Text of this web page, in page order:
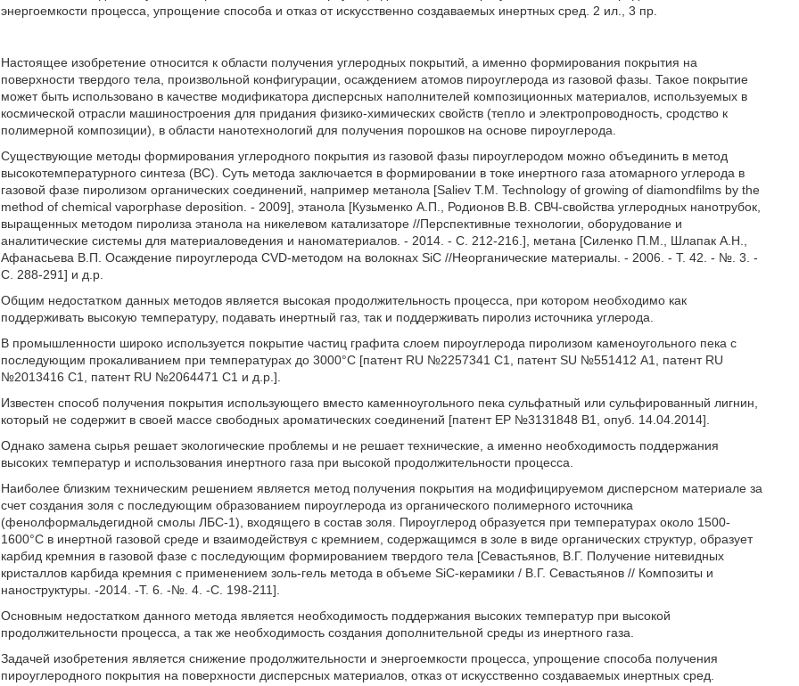
энергоемкости процесса, упрощение способа и отказ от искусственно создаваемых инертных сред. 2 ил., 3 пр.
Настоящее изобретение относится к области получения углеродных покрытий, а именно формирования покрытия на
поверхности твердого тела, произвольной конфигурации, осаждением атомов пироуглерода из газовой фазы. Такое покрытие
может быть использовано в качестве модификатора дисперсных наполнителей композиционных материалов, используемых в
космической отрасли машиностроения для придания физико-химических свойств (тепло и электропроводность, сродство к
полимерной композиции), в области нанотехнологий для получения порошков на основе пироуглерода.
Существующие методы формирования углеродного покрытия из газовой фазы пироуглеродом можно объединить в метод
высокотемпературного синтеза (ВС). Суть метода заключается в формировании в токе инертного газа атомарного углерода в
газовой фазе пиролизом органических соединений, например метанола [Saliev Т.М. Technology of growing of diamondfilms by the
method of chemical vaporphase deposition. - 2009], этанола [Кузьменко А.П., Родионов В.В. СВЧ-свойства углеродных нанотрубок,
выращенных методом пиролиза этанола на никелевом катализаторе //Перспективные технологии, оборудование и
аналитические системы для материаловедения и наноматериалов. - 2014. - С. 212-216.], метана [Силенко П.М., Шлапак А.Н.,
Афанасьева В.П. Осаждение пироуглерода CVD-методом на волокнах SiC //Неорганические материалы. - 2006. - Т. 42. - №. 3. -
С. 288-291] и д.р.
Общим недостатком данных методов является высокая продолжительность процесса, при котором необходимо как
поддерживать высокую температуру, подавать инертный газ, так и поддерживать пиролиз источника углерода.
В промышленности широко используется покрытие частиц графита слоем пироуглерода пиролизом каменоугольного пека с
последующим прокаливанием при температурах до 3000°С [патент RU №2257341 С1, патент SU №551412 А1, патент RU
№2013416 С1, патент RU №2064471 С1 и д.р.].
Известен способ получения покрытия использующего вместо каменноугольного пека сульфатный или сульфированный лигнин,
который не содержит в своей массе свободных ароматических соединений [патент ЕР №3131848 В1, опуб. 14.04.2014].
Однако замена сырья решает экологические проблемы и не решает технические, а именно необходимость поддержания
высоких температур и использования инертного газа при высокой продолжительности процесса.
Наиболее близким техническим решением является метод получения покрытия на модифицируемом дисперсном материале за
счет создания золя с последующим образованием пироуглерода из органического полимерного источника
(фенолформальдегидной смолы ЛБС-1), входящего в состав золя. Пироуглерод образуется при температурах около 1500-
1600°С в инертной газовой среде и взаимодействуя с кремнием, содержащимся в золе в виде органических структур, образует
карбид кремния в газовой фазе с последующим формированием твердого тела [Севастьянов, В.Г. Получение нитевидных
кристаллов карбида кремния с применением золь-гель метода в объеме SiC-керамики / В.Г. Севастьянов // Композиты и
наноструктуры. -2014. -Т. 6. -№. 4. -С. 198-211].
Основным недостатком данного метода является необходимость поддержания высоких температур при высокой
продолжительности процесса, а так же необходимость создания дополнительной среды из инертного газа.
Задачей изобретения является снижение продолжительности и энергоемкости процесса, упрощение способа получения
пироуглеродного покрытия на поверхности дисперсных материалов, отказ от искусственно создаваемых инертных сред.